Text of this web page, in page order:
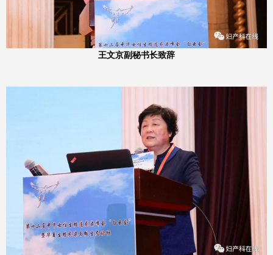
王文京副秘书长致辞